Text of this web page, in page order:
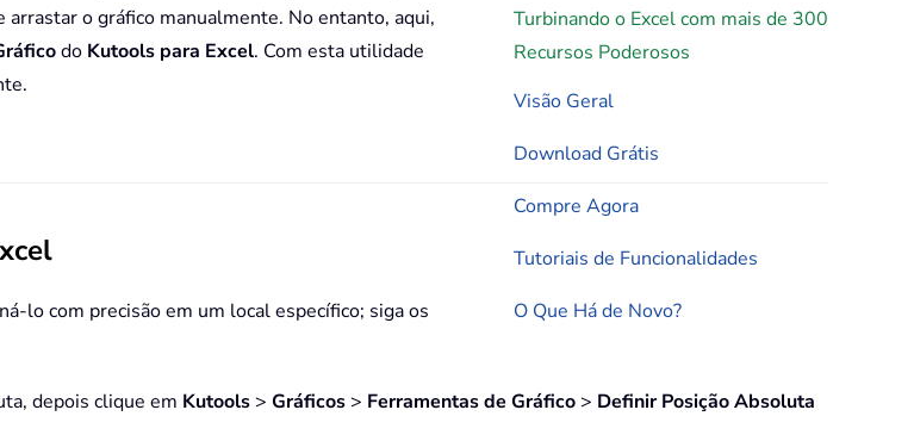
Turbinando o Excel com mais de 300
Recursos Poderosos
Visão Geral
Download Grátis
Compre Agora
Tutoriais de Funcionalidades
O Que Há de Novo?
o gráfico manualmente. No entanto, aqui,
do Kutools para Excel. Com esta utilidade
lo com precisão em um local específico; siga os
depois clique em Kutools > Gráficos > Ferramentas de Gráfico > Definir Posição Absoluta